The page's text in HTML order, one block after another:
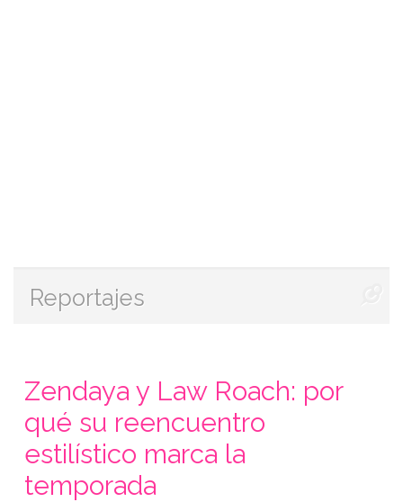
Reportajes
Zendaya y Law Roach: por
qué su reencuentro
estilístico marca la
temporada